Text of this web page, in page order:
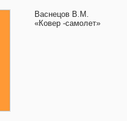
Васнецов В.М.
«Ковер -самолет»